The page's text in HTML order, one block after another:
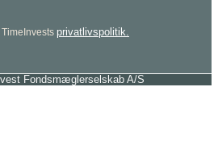
privatlivspolitik.
Fondsmæglerselskab A/S